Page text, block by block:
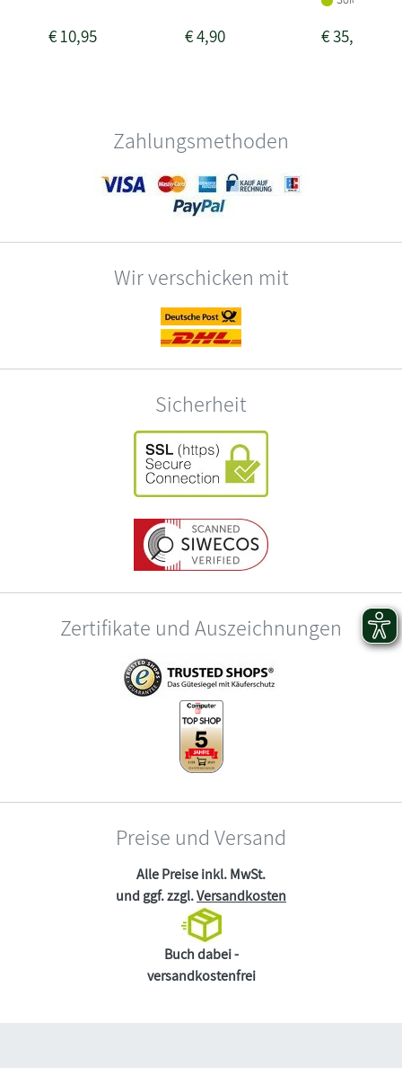
€10,95 €4,90 €35,50
Zahlungsmethoden
Wir verschicken mit
Sicherheit
Zertifikate und Auszeichnungen
Preise und Versand
Alle Preise inkl. MwSt.
und ggf. zzgl.Versandkosten
Buch dabei -
versandkostenfrei